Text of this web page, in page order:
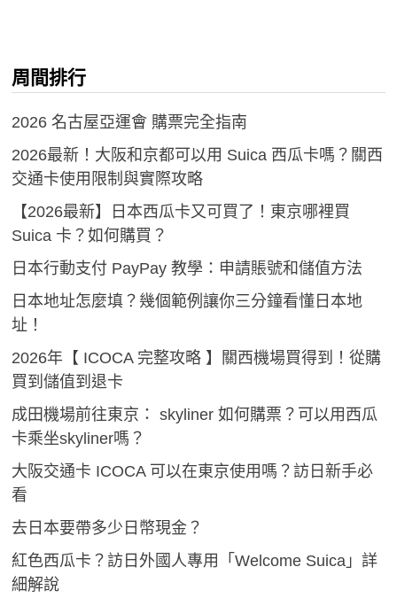
周間排行
2026 名古屋亞運會 購票完全指南
2026最新！大阪和京都可以用 Suica 西瓜卡嗎？關西
交通卡使用限制與實際攻略
【2026最新】日本西瓜卡又可買了！東京哪裡買
Suica 卡？如何購買？
日本行動支付 PayPay 教學：申請賬號和儲值方法
日本地址怎麼填？幾個範例讓你三分鐘看懂日本地
址！
2026年【 ICOCA 完整攻略 】關西機場買得到！從購
買到儲值到退卡
成田機場前往東京： skyliner 如何購票？可以用西瓜
卡乘坐skyliner嗎？
大阪交通卡 ICOCA 可以在東京使用嗎？訪日新手必
看
去日本要帶多少日幣現金？
紅色西瓜卡？訪日外國人專用「Welcome Suica」詳
細解說